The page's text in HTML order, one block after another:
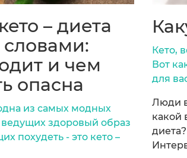
– диета
и чем
опасна
из самых модных
здоровый образ
похудеть - это кето –
Кето,
Вот
для
Люди
какой